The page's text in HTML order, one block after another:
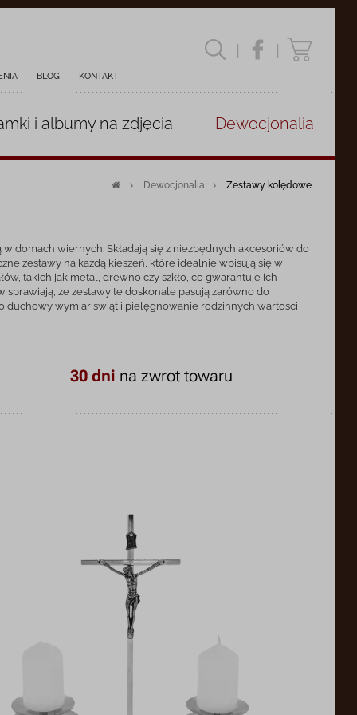
BLOG KONTAKT
| |
i albumyna zdjęcia Dewocjonalia
Dewocjonalia Zestawy kolędowe
domach wiernych. Składają się z niezbędnych akcesoriów do
zestawy na każdą kieszeń, które idealnie wpisują się w
takich jak metal, drewno czy szkło, co gwarantuje ich
że zestawy te doskonale pasują zarówno do
duchowy wymiar świąt i pielęgnowanie rodzinnych wartości
30 dni na zwrot towaru